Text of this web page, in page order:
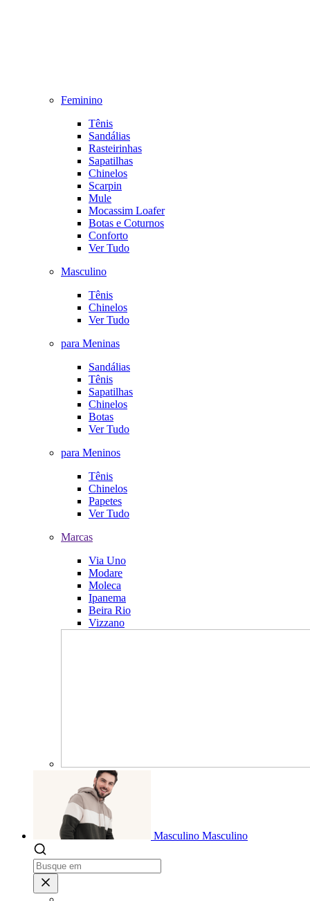
Feminino
Tênis
Sandálias
Rasteirinhas
Sapatilhas
Chinelos
Scarpin
Mule
Mocassim Loafer
Botas e Coturnos
Conforto
Ver Tudo
Masculino
Tênis
Chinelos
Ver Tudo
para Meninas
Sandálias
Tênis
Sapatilhas
Chinelos
Botas
Ver Tudo
para Meninos
Tênis
Chinelos
Papetes
Ver Tudo
Marcas
Via Uno
Modare
Moleca
Ipanema
Beira Rio
Vizzano
Masculino Masculino